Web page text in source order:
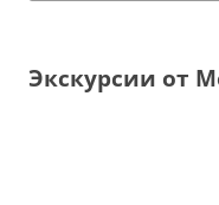
Экскурсии от